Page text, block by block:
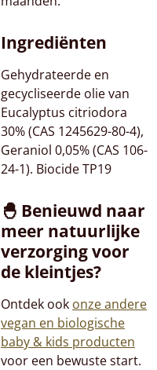
Ingrediënten
Gehydrateerde en
gecycliseerde olie van
Eucalyptus citriodora
30% (CAS 1245629-80-4),
Geraniol 0,05% (CAS 106-
24-1). Biocide TP19
🐣 Benieuwd naar
meer natuurlijke
verzorging voor
de kleintjes?
Ontdek ook onze andere
vegan en biologische
baby & kids producten
voor een bewuste start.